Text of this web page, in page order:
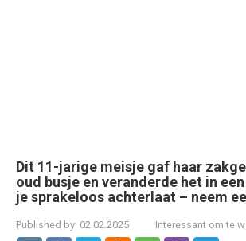
Dit 11-jarige meisje gaf haar
oud busje en veranderde het in
je sprakeloos achterlaat – neem
Published by: 02.02.2025 Interessant om te